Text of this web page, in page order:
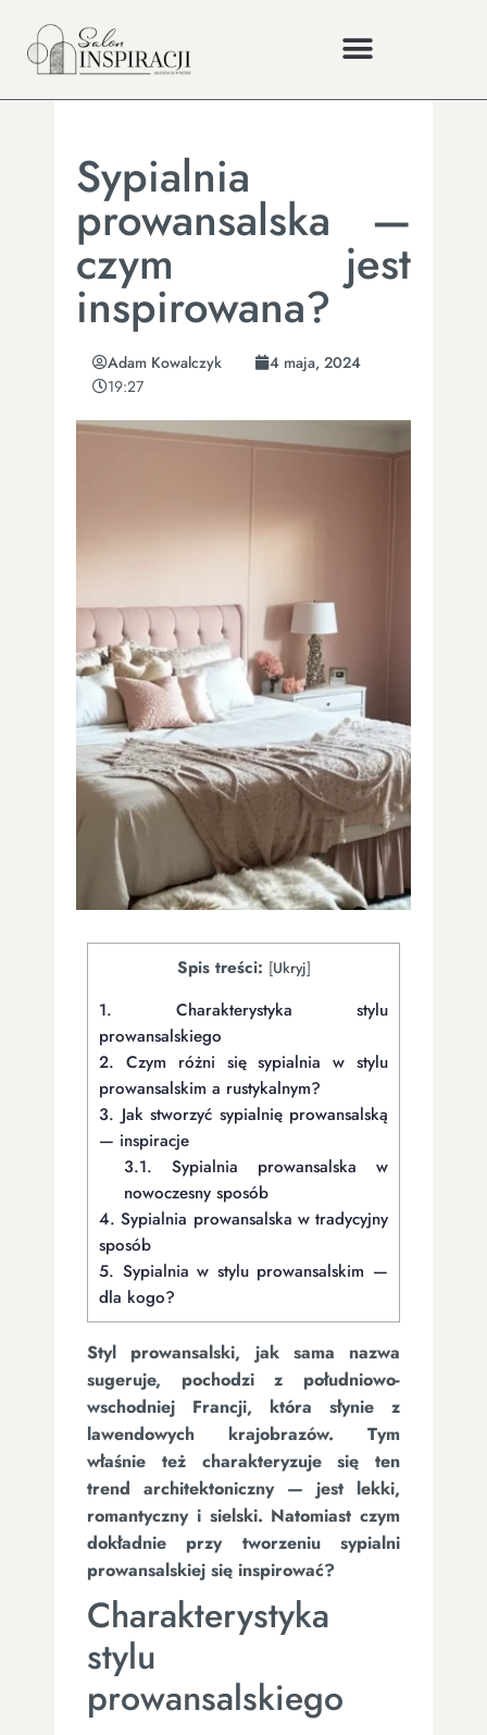
Sypialnia
prowansalska —
czym jest
inspirowana?
Adam Kowalczyk
4 maja, 2024
19:27
Spis treści: [Ukryj]
1. Charakterystyka stylu
prowansalskiego
2. Czym różni się sypialnia w stylu
prowansalskim a rustykalnym?
3. Jak stworzyć sypialnię prowansalską
— inspiracje
3.1. Sypialnia prowansalska w
nowoczesny sposób
4. Sypialnia prowansalska w tradycyjny
sposób
5. Sypialnia w stylu prowansalskim —
dla kogo?
Styl prowansalski, jak sama nazwa
sugeruje, pochodzi z południowo-
wschodniej Francji, która słynie z
lawendowych krajobrazów. Tym
właśnie też charakteryzuje się ten
trend architektoniczny — jest lekki,
romantyczny i sielski. Natomiast czym
dokładnie przy tworzeniu sypialni
prowansalskiej się inspirować?
Charakterystyka
stylu
prowansalskiego